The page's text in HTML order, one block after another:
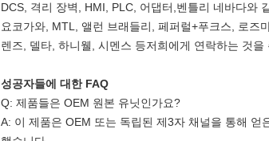
DCS, 격리 장벽, HMI, PLC, 어댑터,벤틀리 네바다와
요코가와, MTL, 앨런 브래들리, 페퍼럴+푸크스, 로즈
렌즈, 델타, 하니웰, 시멘스 등저희에게 연락하는 것을
성공자들에 대한 FAQ
Q: 제품들은 OEM 원본 유닛인가요?
A: 이 제품은 OEM 또는 독립된 제3자 채널을 통해